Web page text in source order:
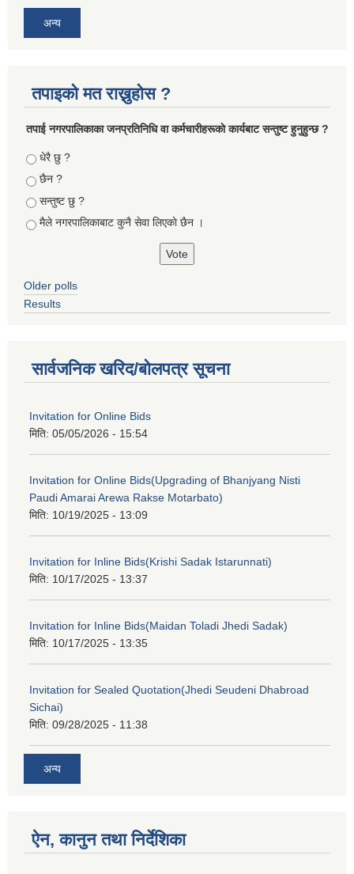
अन्य
तपाइको मत राख्नुहोस ?
तपा‌ई नगरपालिकाका जनप्रतिनिधि वा कर्मचारीहरूकाे कार्यबाट सन्तुष्ट हुनुहुन्छ ?
Choices
धेरै छु ?
छैन ?
सन्तुष्ट छु ?
मैले नगरपालिकाबाट कुनै सेवा लिएकाे छैन ।
Older polls
Results
सार्वजनिक खरिद/बोलपत्र सूचना
Invitation for Online Bids
मिति: 05/05/2026 - 15:54
Invitation for Online Bids(Upgrading of Bhanjyang Nisti
Paudi Amarai Arewa Rakse Motarbato)
मिति: 10/19/2025 - 13:09
Invitation for Inline Bids(Krishi Sadak Istarunnati)
मिति: 10/17/2025 - 13:37
Invitation for Inline Bids(Maidan Toladi Jhedi Sadak)
मिति: 10/17/2025 - 13:35
Invitation for Sealed Quotation(Jhedi Seudeni Dhabroad
Sichai)
मिति: 09/28/2025 - 11:38
अन्य
ऐन, कानुन तथा निर्देशिका